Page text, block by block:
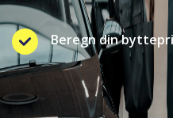
Beregn din